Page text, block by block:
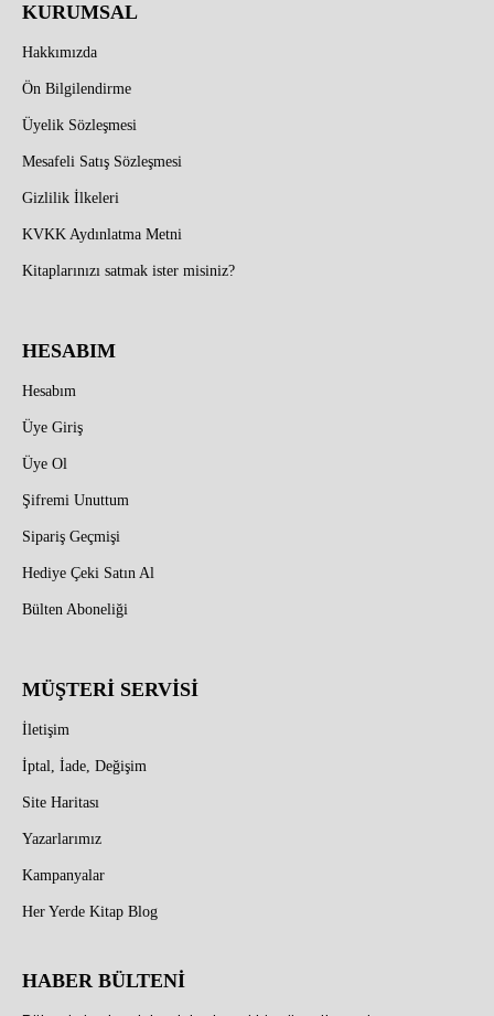
KURUMSAL
Hakkımızda
Ön Bilgilendirme
Üyelik Sözleşmesi
Mesafeli Satış Sözleşmesi
Gizlilik İlkeleri
KVKK Aydınlatma Metni
Kitaplarınızı satmak ister misiniz?
HESABIM
Hesabım
Üye Giriş
Üye Ol
Şifremi Unuttum
Sipariş Geçmişi
Hediye Çeki Satın Al
Bülten Aboneliği
MÜŞTERİ SERVİSİ
İletişim
İptal, İade, Değişim
Site Haritası
Yazarlarımız
Kampanyalar
Her Yerde Kitap Blog
HABER BÜLTENİ